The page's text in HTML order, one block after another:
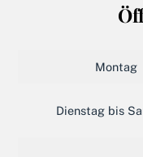
Montag
Dienstag bis